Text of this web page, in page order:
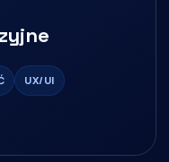
UX/UI